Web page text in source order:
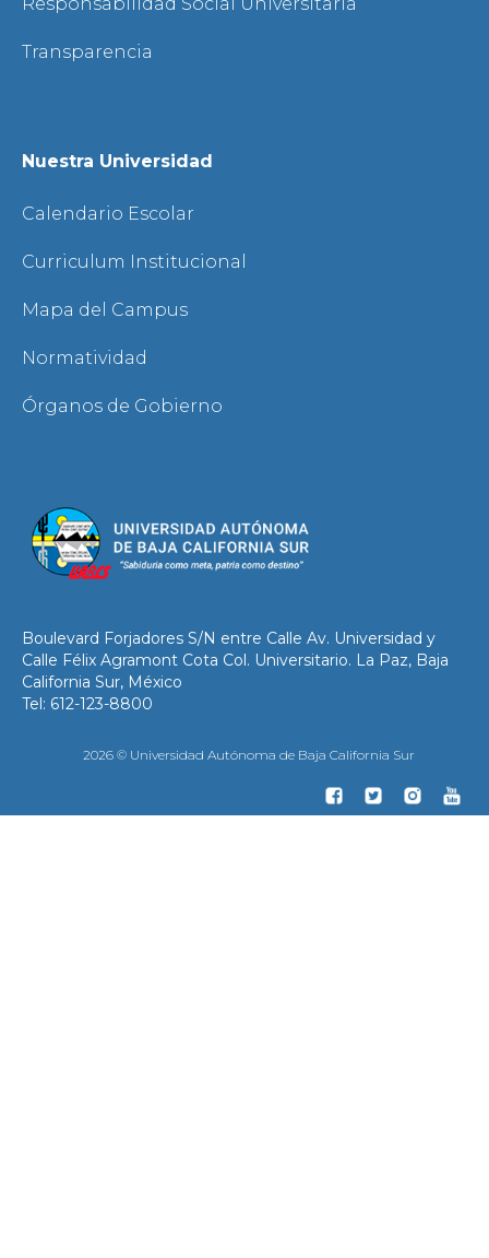
Transparencia
Nuestra Universidad
Calendario Escolar
Curriculum Institucional
Mapa del Campus
Normatividad
Órganos de Gobierno
Boulevard Forjadores S/N entre Calle Av. Universidad y
Calle Félix Agramont Cota Col. Universitario. La Paz, Baja
California Sur, México
Tel: 612-123-8800
2026 © Universidad Autónoma de Baja California Sur